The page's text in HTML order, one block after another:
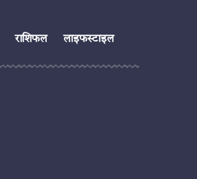
राशिफल लाइफस्टाइल